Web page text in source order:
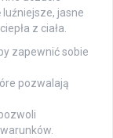
jasne
z ciała.
zapewnić sobie
pozwalają